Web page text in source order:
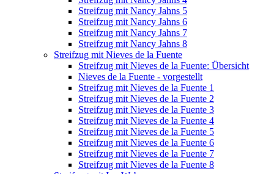
Streifzug mit Nancy Jahns 5
Streifzug mit Nancy Jahns 6
Streifzug mit Nancy Jahns 7
Streifzug mit Nancy Jahns 8
Streifzug mit Nieves de la Fuente
Streifzug mit Nieves de la Fuente: Übersicht
Nieves de la Fuente - vorgestellt
Streifzug mit Nieves de la Fuente 1
Streifzug mit Nieves de la Fuente 2
Streifzug mit Nieves de la Fuente 3
Streifzug mit Nieves de la Fuente 4
Streifzug mit Nieves de la Fuente 5
Streifzug mit Nieves de la Fuente 6
Streifzug mit Nieves de la Fuente 7
Streifzug mit Nieves de la Fuente 8